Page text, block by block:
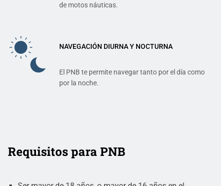
de motos náuticas.
NAVEGACIÓN DIURNA Y NOCTURNA
El PNB te permite navegar tanto por el día como
por la noche.
Requisitos para PNB